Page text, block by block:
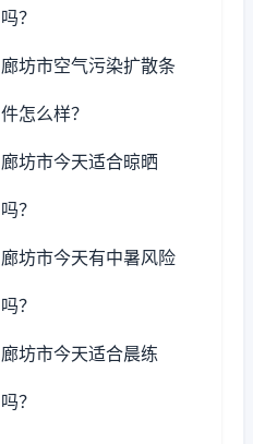
吗？
廊坊市空气污染扩散条
件怎么样？
廊坊市今天适合晾晒
吗？
廊坊市今天有中暑风险
吗？
廊坊市今天适合晨练
吗？